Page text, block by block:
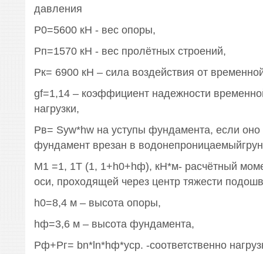
давления
Р0=5600 кН - вес опоры,
Рп=1570 кН - вес пролётных строений,
Рк= 6900 кН – сила воздействия от
gf=1,14 – коэффициент надежности
нагрузки,
Рв= Syw*hw на уступы фундамента, если оно
фундамент врезан в
М1 =1, 1Т (1, 1+h0+hф), кН*м- расчётный
оси, проходящей через центр тяжести
h0=8,4 м – высота опоры,
hф=3,6 м – высота фундамента,
Рф+Рг= bn*ln*hф*уср. -соответственно